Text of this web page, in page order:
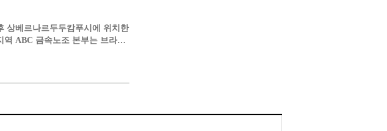
상베르나르두두캄푸시에 위치한
역 ABC 금속노조 본부는 브라질